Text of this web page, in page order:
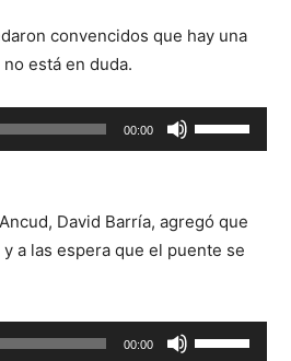
flecha
para
aumentar
el
volumen.
convencidos que hay una
está en duda.
00:00
las
flecha
arriba/abajo
aumentar
o
David Barría, agregó que
a las espera que el puente se
00:00